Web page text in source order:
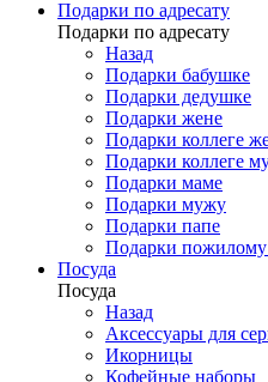
Подарки по адресату
Подарки по адресату
Назад
Подарки бабушке
Подарки дедушке
Подарки жене
Подарки коллеге
Подарки коллеге
Подарки маме
Подарки мужу
Подарки папе
Подарки
Посуда
Посуда
Назад
Аксессуары для
Икорницы
Кофейные наборы